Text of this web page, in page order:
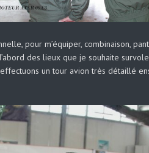
pour m’équiper, combinaison,
des lieux que je souhaite
un tour avion très détaillé